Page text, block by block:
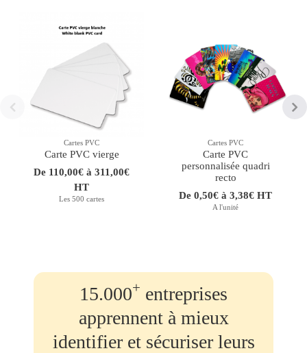
Cartes PVC
Carte PVC vierge
De 110,00€ à 311,00€
HT
Les 500 cartes
Cartes PVC
Carte PVC
personnalisée quadri
recto
De 0,50€ à 3,38€ HT
A l'unité
15.000+ entreprises
apprennent à mieux
identifier et sécuriser leurs